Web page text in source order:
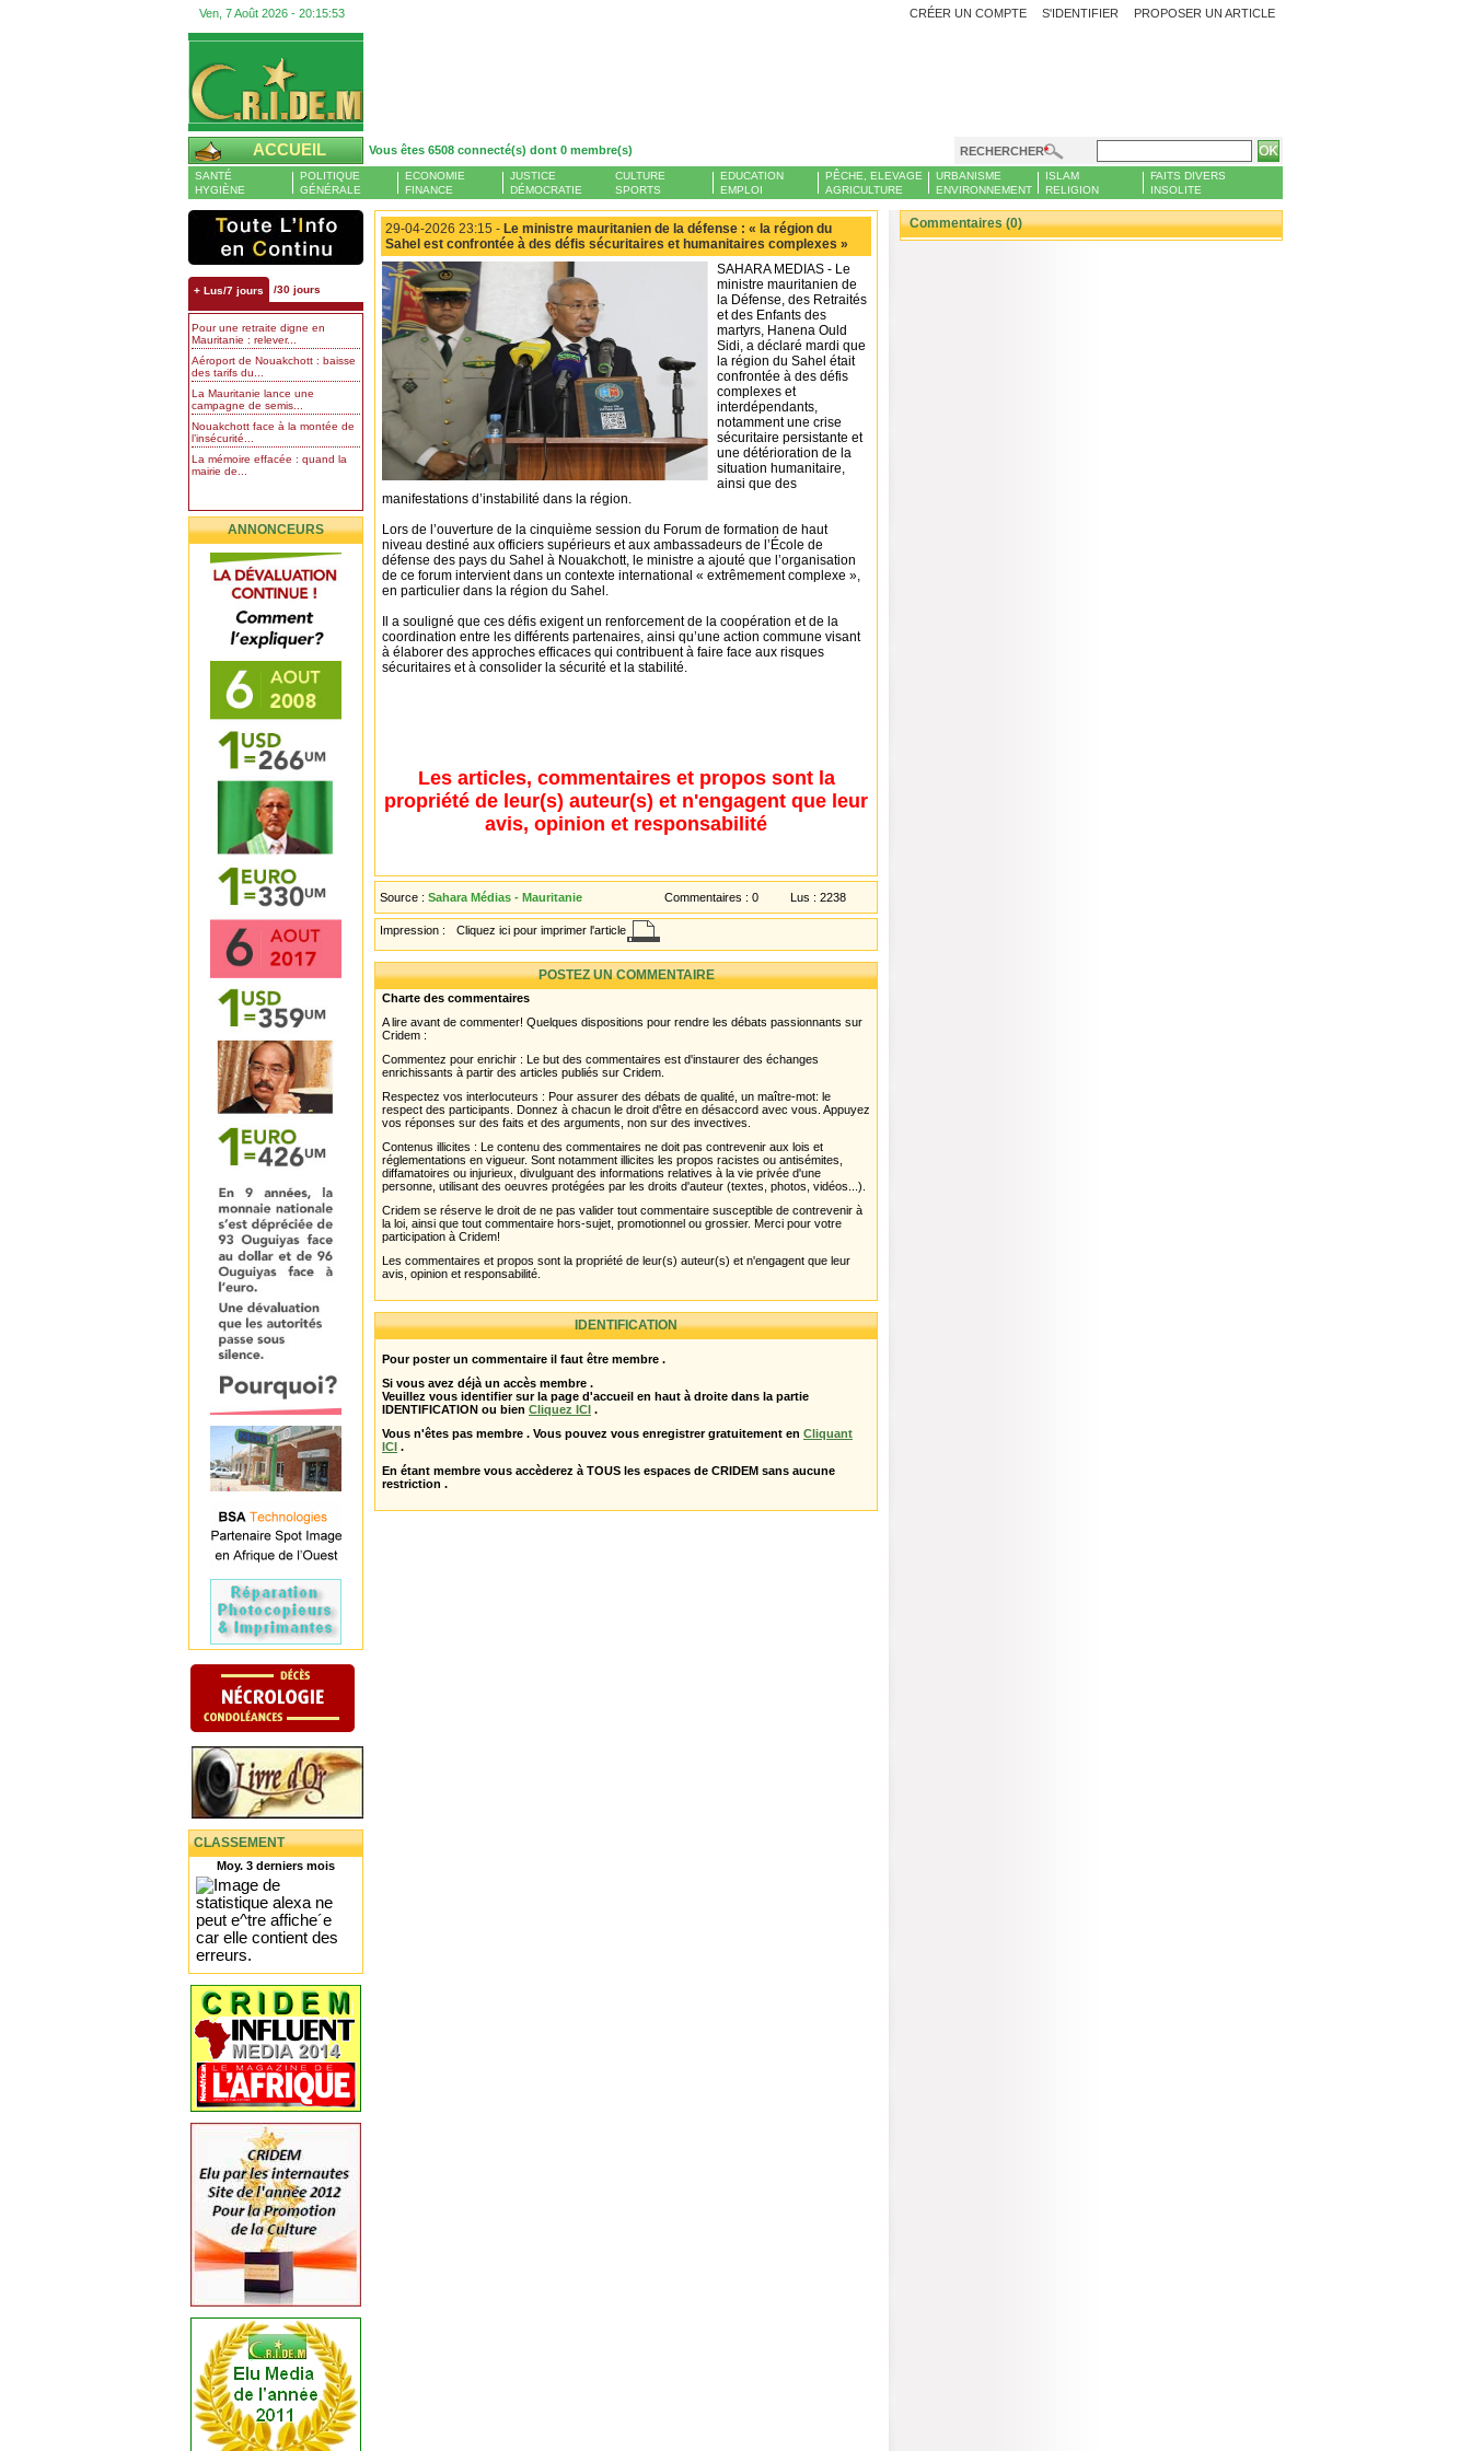
Ven, 7 Août 2026 - 20:15:54 PROPOSER UN ARTICLE
CRÉER UN COMPTE S'IDENTIFIER
ACCUEIL Vous êtes 6508 connecté(s) dont 0 membre(s) RECHERCHER
SANTÉ
HYGIÈNE
POLITIQUE
GÉNÉRALE
ECONOMIE
FINANCE
JUSTICE
DÉMOCRATIE
CULTURE
SPORTS
EDUCATION
EMPLOI
PÊCHE, ELEVAGE
AGRICULTURE
URBANISME
ENVIRONNEMENT
ISLAM
RELIGION
FAITS DIVERS
INSOLITE
+ Lus/7 jours /30 jours
Pour une retraite digne en
Mauritanie : relever...
Aéroport de Nouakchott : baisse
des tarifs du...
La Mauritanie lance une
campagne de semis...
Nouakchott face à la montée de
l’insécurité...
La mémoire effacée : quand la
mairie de...
ANNONCEURS
CLASSEMENT
Moy. 3 derniers mois
29-04-2026 23:15 - Le ministre mauritanien de la défense : « la région du
Sahel est confrontée à des défis sécuritaires et humanitaires complexes »
SAHARA MEDIAS - Le
ministre mauritanien de
la Défense, des Retraités
et des Enfants des
martyrs, Hanena Ould
Sidi, a déclaré mardi que
la région du Sahel était
confrontée à des défis
complexes et
interdépendants,
notamment une crise
sécuritaire persistante et
une détérioration de la
situation humanitaire,
ainsi que des
manifestations d’instabilité dans la région.
Lors de l’ouverture de la cinquième session du Forum de formation de haut
niveau destiné aux officiers supérieurs et aux ambassadeurs de l’École de
défense des pays du Sahel à Nouakchott, le ministre a ajouté que l’organisation
de ce forum intervient dans un contexte international « extrêmement complexe »,
en particulier dans la région du Sahel.
Il a souligné que ces défis exigent un renforcement de la coopération et de la
coordination entre les différents partenaires, ainsi qu’une action commune visant
à élaborer des approches efficaces qui contribuent à faire face aux risques
sécuritaires et à consolider la sécurité et la stabilité.
Les articles, commentaires et propos sont la
propriété de leur(s) auteur(s) et n'engagent que leur
avis, opinion et responsabilité
Source : Sahara Médias - Mauritanie Commentaires : 0 Lus : 2238
Impression : Cliquez ici pour imprimer l'article
POSTEZ UN COMMENTAIRE
Charte des commentaires
A lire avant de commenter! Quelques dispositions pour rendre les débats passionnants sur
Cridem :
Commentez pour enrichir : Le but des commentaires est d'instaurer des échanges
enrichissants à partir des articles publiés sur Cridem.
Respectez vos interlocuteurs : Pour assurer des débats de qualité, un maître-mot: le
respect des participants. Donnez à chacun le droit d'être en désaccord avec vous. Appuyez
vos réponses sur des faits et des arguments, non sur des invectives.
Contenus illicites : Le contenu des commentaires ne doit pas contrevenir aux lois et
réglementations en vigueur. Sont notamment illicites les propos racistes ou antisémites,
diffamatoires ou injurieux, divulguant des informations relatives à la vie privée d'une
personne, utilisant des oeuvres protégées par les droits d'auteur (textes, photos, vidéos...).
Cridem se réserve le droit de ne pas valider tout commentaire susceptible de contrevenir à
la loi, ainsi que tout commentaire hors-sujet, promotionnel ou grossier. Merci pour votre
participation à Cridem!
Les commentaires et propos sont la propriété de leur(s) auteur(s) et n'engagent que leur
avis, opinion et responsabilité.
IDENTIFICATION
Pour poster un commentaire il faut être membre .
Si vous avez déjà un accès membre .
Veuillez vous identifier sur la page d'accueil en haut à droite dans la partie
IDENTIFICATION ou bien Cliquez ICI .
Vous n'êtes pas membre . Vous pouvez vous enregistrer gratuitement en Cliquant
ICI .
En étant membre vous accèderez à TOUS les espaces de CRIDEM sans aucune
restriction .
Commentaires (0)